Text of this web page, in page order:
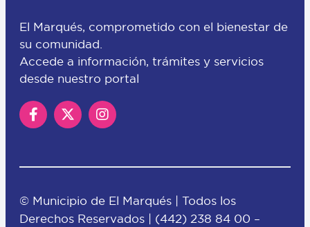
El Marqués, comprometido con el bienestar de
su comunidad.
Accede a información, trámites y servicios
desde nuestro portal
© Municipio de El Marqués | Todos los
Derechos Reservados | (442) 238 84 00 –